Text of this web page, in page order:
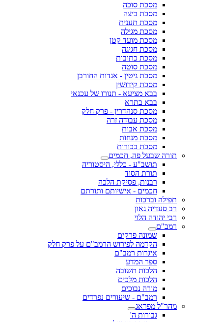
מסכת סוכה
מסכת ביצה
מסכת תענית
מסכת מגילה
מסכת מועד קטן
מסכת חגיגה
מסכת כתובות
מסכת סוטה
מסכת גיטין - אגדות החורבן
מסכת קידושין
בבא מציעא - תנורו של עכנאי
בבא בתרא
מסכת סנהדרין - פרק חלק
מסכת עבודה זרה
מסכת אבות
מסכת מנחות
מסכת בכורות
תורה שבעל פה, חכמים
תושב"ע - כללי, היסטוריה
תורת הסוד
רבנות, פסיקת הלכה
חכמים - אישיותם ותורתם
תפילה וברכות
רב סעדיה גאון
רבי יהודה הלוי
רמב"ם
שמונה פרקים
הקדמה לפירוש הרמב"ם על פרק חלק
איגרות רמב"ם
ספר המדע
הלכות תשובה
הלכות מלכים
מורה נבוכים
רמב"ם - שיעורים נפרדים
מהר"ל מפראג
גבורות ה'